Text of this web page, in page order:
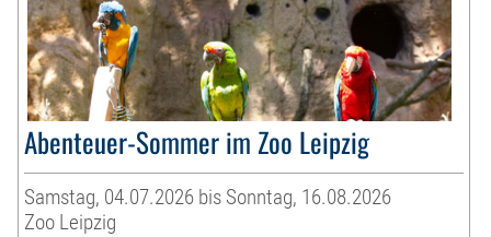
Abenteuer-Sommer im Zoo Leipzig
Samstag, 04.07.2026 bis Sonntag, 16.08.2026
Zoo Leipzig